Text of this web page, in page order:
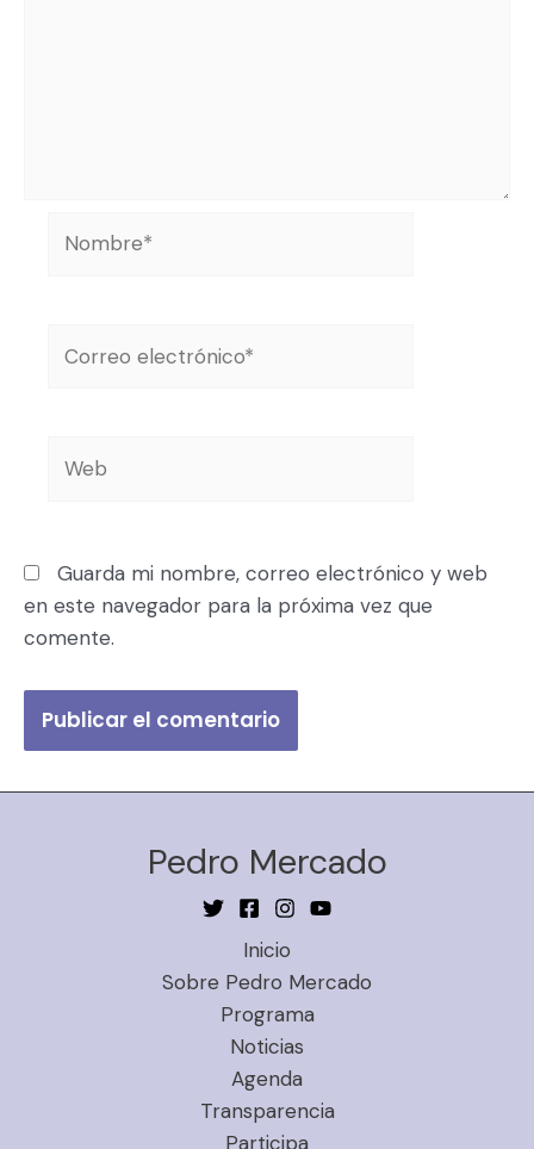
Guarda mi nombre, correo electrónico y web
en este navegador para la próxima vez que
comente.
Pedro Mercado
Inicio
Sobre Pedro Mercado
Programa
Noticias
Agenda
Transparencia
Participa